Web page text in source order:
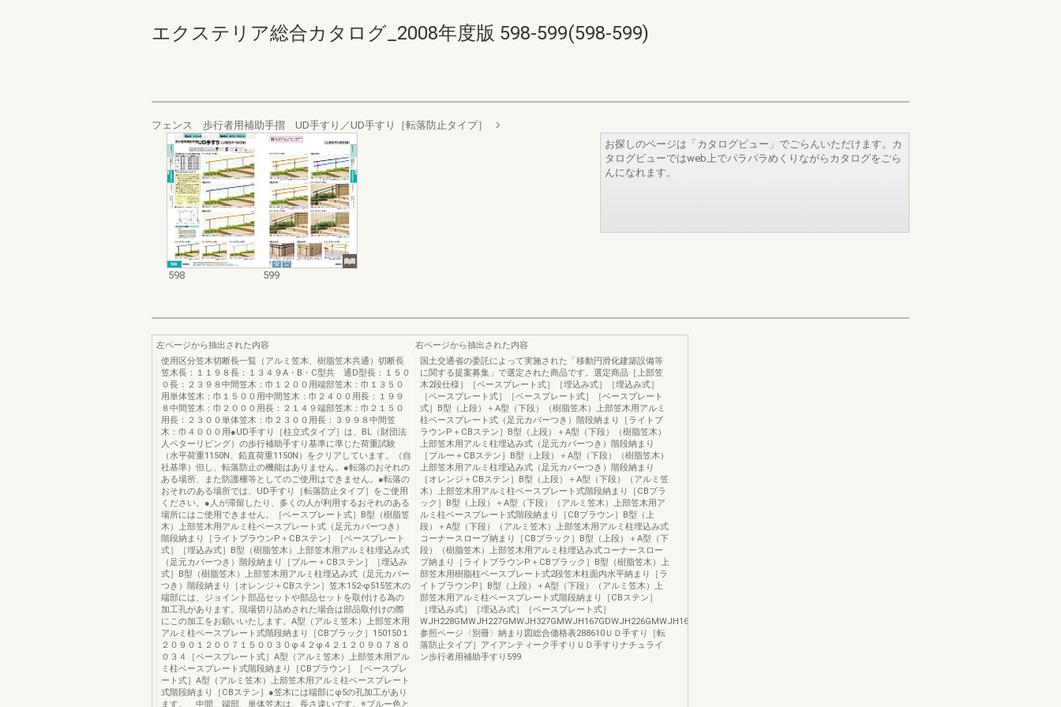
エクステリア総合カタログ_2008年度版 598-599(598-599)
フェンス 歩行者用補助手摺 UD手すり／UD手すり［転落防止タイプ］
598 599
お探しのページは「カタログビュー」でごらんいただけます。カ
タログビューではweb上でパラパラめくりながらカタログをごら
んになれます。
左ページから抽出された内容
使用区分笠木切断長一覧（アルミ笠木、樹脂笠木共通）切断長
笠木長：１１９８長：１３４９A・B・C型共 通D型長：１５０
０長：２３９８中間笠木：巾１２００用端部笠木：巾１３５０
用単体笠木：巾１５００用中間笠木：巾２４００用長：１９９
８中間笠木：巾２０００用長：２１４９端部笠木：巾２１５０
用長：２３００単体笠木：巾２３００用長：３９９８中間笠
木：巾４０００用●UD手すり［柱立式タイプ］は、BL（財団法
人ベターリビング）の歩行補助手すり基準に準じた荷重試験
（水平荷重1150N、鉛直荷重1150N）をクリアしています。（自
社基準）但し、転落防止の機能はありません。●転落のおそれの
ある場所、また防護柵等としてのご使用はできません。●転落の
おそれのある場所では、UD手すり［転落防止タイプ］をご使用
ください。●人が滞留したり、多くの人が利用するおそれのある
場所にはご使用できません。［ベースプレート式］B型（樹脂笠
木）上部笠木用アルミ柱ベースプレート式（足元カバーつき）
階段納まり［ライトブラウンP＋CBステン］［ベースプレート
式］［埋込み式］B型（樹脂笠木）上部笠木用アルミ柱埋込み式
（足元カバーつき）階段納まり［ブルー＋CBステン］［埋込み
式］B型（樹脂笠木）上部笠木用アルミ柱埋込み式（足元カバー
つき）階段納まり［オレンジ＋CBステン］笠木152-φ515笠木の
端部には、ジョイント部品セットや部品セットを取付ける為の
加工孔があります。現場切り詰めされた場合は部品取付けの際
にこの加工をお願いいたします。A型（アルミ笠木）上部笠木用
アルミ柱ベースプレート式階段納まり［CBブラック］150150１
２０９０１２００７１５００３０φ４２φ４２１２０９０７８０
０３４［ベースプレート式］A型（アルミ笠木）上部笠木用アル
ミ柱ベースプレート式階段納まり［CBブラウン］［ベースプレ
ート式］A型（アルミ笠木）上部笠木用アルミ柱ベースプレート
式階段納まり［CBステン］●笠木には端部にφ5の孔加工があり
ます。 中間、端部、単体笠木は、長さ違いです。※ブルー色と
右ページから抽出された内容
国土交通省の委託によって実施された「移動円滑化建築設備等
に関する提案募集」で選定された商品です。選定商品［上部笠
木2段仕様］［ベースプレート式］［埋込み式］［埋込み式］
［ベースプレート式］［ベースプレート式］［ベースプレート
式］B型（上段）＋A型（下段）（樹脂笠木）上部笠木用アルミ
柱ベースプレート式（足元カバーつき）階段納まり［ライトブ
ラウンP＋CBステン］B型（上段）＋A型（下段）（樹脂笠木）
上部笠木用アルミ柱埋込み式（足元カバーつき）階段納まり
［ブルー＋CBステン］B型（上段）＋A型（下段）（樹脂笠木）
上部笠木用アルミ柱埋込み式（足元カバーつき）階段納まり
［オレンジ＋CBステン］B型（上段）＋A型（下段）（アルミ笠
木）上部笠木用アルミ柱ベースプレート式階段納まり［CBブラ
ック］B型（上段）＋A型（下段）（アルミ笠木）上部笠木用ア
ルミ柱ベースプレート式階段納まり［CBブラウン］B型（上
段）＋A型（下段）（アルミ笠木）上部笠木用アルミ柱埋込み式
コーナースロープ納まり［CBブラック］B型（上段）＋A型（下
段）（樹脂笠木）上部笠木用アルミ柱埋込み式コーナースロー
プ納まり［ライトブラウンP＋CBブラック］B型（樹脂笠木）上
部笠木用樹脂柱ベースプレート式2段笠木柱面内水平納まり［ラ
イトブラウンP］B型（上段）＋A型（下段）（アルミ笠木）上
部笠木用アルミ柱ベースプレート式階段納まり［CBステン］
［埋込み式］［埋込み式］［ベースプレート式］
WJH228GMWJH227GMWJH327GMWJH167GDWJH226GMWJH166GDWJH104GMWJH329GMWJH328GM
参照ページ〈別冊〉納まり図総合価格表288610ＵＤ手すり［転
落防止タイプ］アイアンティーク手すりＵＤ手すりナチュライ
ン歩行者用補助手すり599